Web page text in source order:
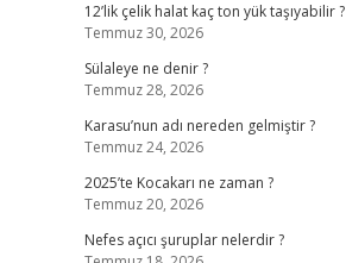
12’lik çelik halat kaç ton yük taşıyabilir ?
Temmuz 30, 2026
Sülaleye ne denir ?
Temmuz 28, 2026
Karasu’nun adı nereden gelmiştir ?
Temmuz 24, 2026
2025’te Kocakarı ne zaman ?
Temmuz 20, 2026
Nefes açıcı şuruplar nelerdir ?